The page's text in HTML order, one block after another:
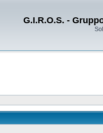
G.I.R.O.S. -